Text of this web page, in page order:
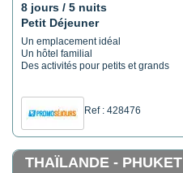
8 jours / 5 nuits
Petit Déjeuner
Un emplacement idéal
Un hôtel familial
Des activités pour petits et grands
Ref : 428476
THAÏLANDE - PHUKET